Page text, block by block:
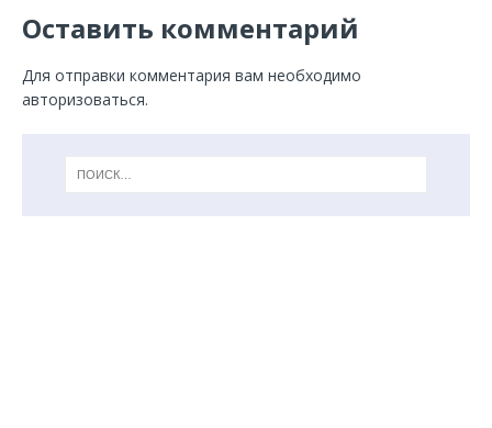
Оставить комментарий
Для отправки комментария вам необходимо
авторизоваться.